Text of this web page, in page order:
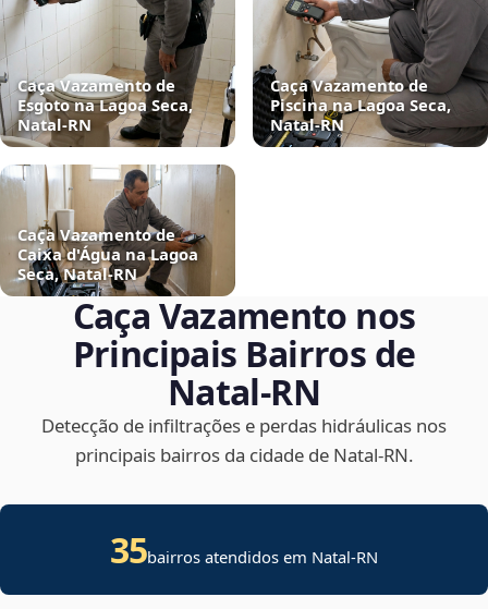
Caça Vazamento de
Esgoto na Lagoa Seca,
Natal‑RN
Caça Vazamento de
Piscina na Lagoa Seca,
Natal‑RN
Caça Vazamento de
Caixa d'Água na Lagoa
Seca, Natal‑RN
Caça Vazamento nos
Principais Bairros de
Natal‑RN
Detecção de infiltrações e perdas hidráulicas nos
principais bairros da cidade de Natal‑RN.
35bairros atendidos em Natal-RN